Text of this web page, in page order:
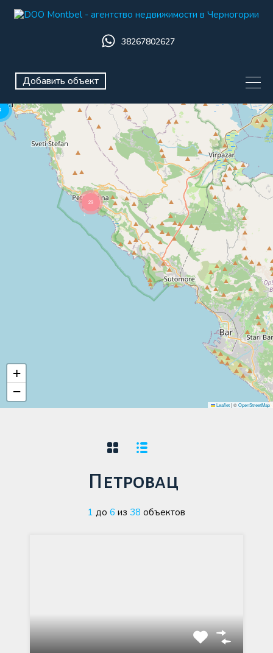
38267802627
Добавить объект
29
+
−
Leaflet|©OpenStreetMap
Петровац
1 до 6 из 38 объектов